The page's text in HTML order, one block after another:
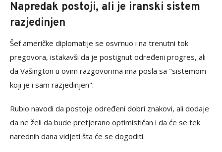
Napredak postoji, ali je iranski sistem
razjedinjen
Šef američke diplomatije se osvrnuo i na trenutni tok
pregovora, istakavši da je postignut određeni progres, ali
da Vašington u ovim razgovorima ima posla sa "sistemom
koji je i sam razjedinjen".
Rubio navodi da postoje određeni dobri znakovi, ali dodaje
da ne želi da bude pretjerano optimističan i da će se tek
narednih dana vidjeti šta će se dogoditi.